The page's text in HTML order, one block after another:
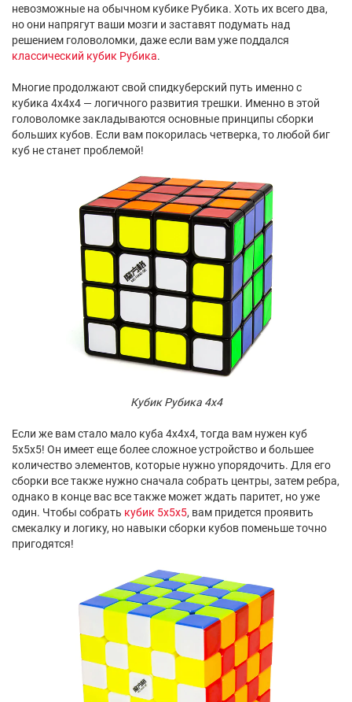
невозможные на обычном кубике Рубика. Хоть их всего два,
но они напрягут ваши мозги и заставят подумать над
решением головоломки, даже если вам уже поддался
классический кубик Рубика.
Многие продолжают свой спидкуберский путь именно с
кубика 4x4x4 — логичного развития трешки. Именно в этой
головоломке закладываются основные принципы сборки
больших кубов. Если вам покорилась четверка, то любой биг
куб не станет проблемой!
Кубик Рубика 4x4
Если же вам стало мало куба 4x4x4, тогда вам нужен куб
5х5х5! Он имеет еще более сложное устройство и большее
количество элементов, которые нужно упорядочить. Для его
сборки все также нужно сначала собрать центры, затем ребра,
однако в конце вас все также может ждать паритет, но уже
один. Чтобы собрать кубик 5х5х5, вам придется проявить
смекалку и логику, но навыки сборки кубов поменьше точно
пригодятся!